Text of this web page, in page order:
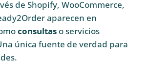
de Shopify, WooCommerce,
aparecen en
consultas o servicios
única fuente de verdad para